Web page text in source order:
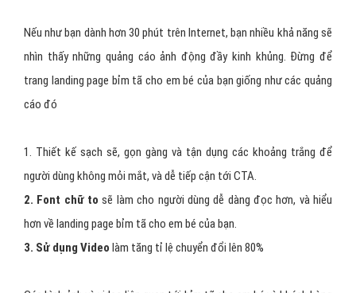
Nếu như bạn dành hơn 30 phút trên Internet, bạn nhiều khả năng sẽ
nhìn thấy những quảng cáo ảnh động đầy kinh khủng. Đừng để
trang landing page bỉm tã cho em bé của bạn giống như các quảng
cáo đó
1. Thiết kế sạch sẽ, gọn gàng và tận dụng các khoảng trắng để
người dùng không mỏi mắt, và dễ tiếp cận tới CTA.
2. Font chữ to sẽ làm cho người dùng dễ dàng đọc hơn, và hiểu
hơn về landing page bỉm tã cho em bé của bạn.
3. Sử dụng Video làm tăng tỉ lệ chuyển đổi lên 80%